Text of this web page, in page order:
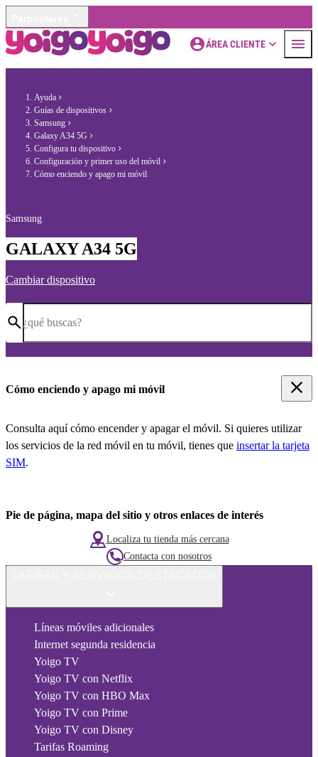
ÁREA CLIENTE
Ayuda
Guías de dispositivos
Samsung
Galaxy A34 5G
Configura tu dispositivo
Configuración y primer uso del móvil
Cómo enciendo y apago mi móvil
Samsung
GALAXY A34 5G
Cambiar dispositivo
¿qué buscas?
Cómo enciendo y apago mi móvil
Consulta aquí cómo encender y apagar el móvil. Si quieres utilizar
los servicios de la red móvil en tu móvil, tienes que insertar la tarjeta
SIM.
Pie de página, mapa del sitio y otros enlaces de interés
Localiza tu tienda más cercana
Contacta con nosotros
Líneas móviles adicionales
Internet segunda residencia
Yoigo TV
Yoigo TV con Netflix
Yoigo TV con HBO Max
Yoigo TV con Prime
Yoigo TV con Disney
Tarifas Roaming